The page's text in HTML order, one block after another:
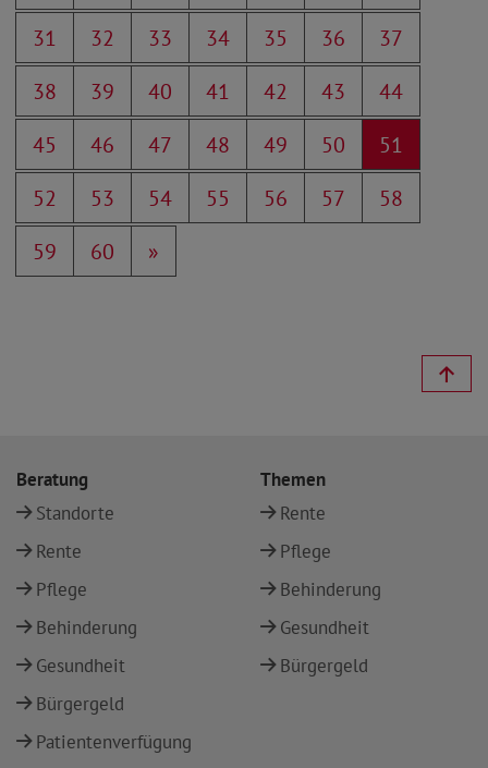
31
32 33 34 35 36
37
38
39 40 41 42 43
44
45
46 47 48 49 50
51
52
53 54 55 56 57
58
59
60 »
Beratung
Standorte
Rente
Pflege
Behinderung
Gesundheit
Bürgergeld
Patientenverfügung
Themen
Rente
Pflege
Behinderung
Gesundheit
Bürgergeld